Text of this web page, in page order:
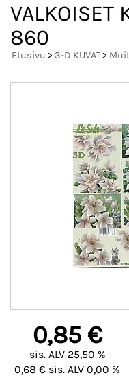
VALKOISET
860
Etusivu > 3-D KUVAT>
0,85 €
sis. ALV 25,50 %
0,68 € sis. ALV 0,00 %